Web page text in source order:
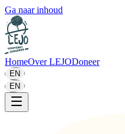
Ga naar inhoud
HomeOver LEJODoneer
EN
EN